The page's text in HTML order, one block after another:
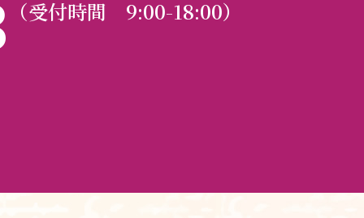
（受付時間 9:00-18:00）